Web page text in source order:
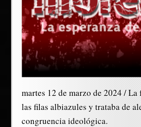
martes 12 de marzo de 2024 / La
las filas albiazules y trataba de
congruencia ideológica.